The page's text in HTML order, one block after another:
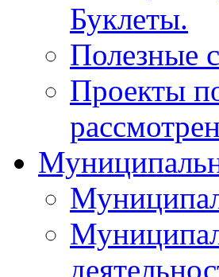
Буклеты.
Полезные
Проекты